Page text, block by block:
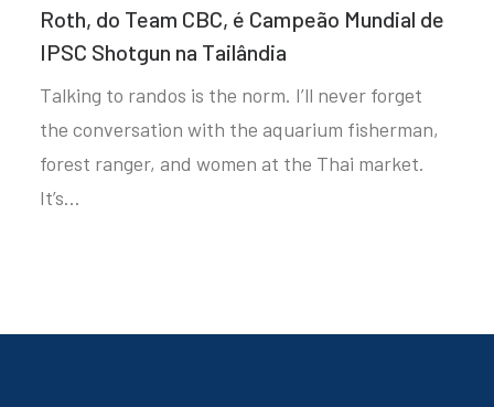
Roth, do Team CBC, é Campeão Mundial de
IPSC Shotgun na Tailândia
Talking to randos is the norm. I’ll never forget
the conversation with the aquarium fisherman,
forest ranger, and women at the Thai market.
It’s…